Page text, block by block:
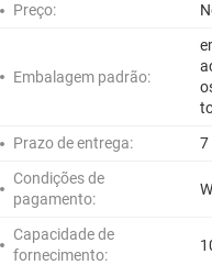
Preço:
Embalagem padrão:
Prazo de entrega:
7
Condições de
pagamento:
Capacidade de
fornecimento: